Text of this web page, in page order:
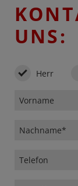
UNS:
Herr